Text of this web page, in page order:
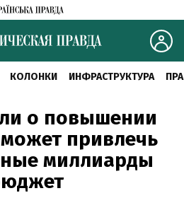
КОЛОНКИ ИНФРАСТРУКТУРА
о повышении
привлечь
миллиарды